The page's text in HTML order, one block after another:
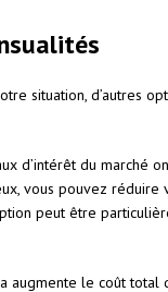
situation, d’autres
d’intérêt du marché
vous pouvez réduire
peut être
augmente le coût total